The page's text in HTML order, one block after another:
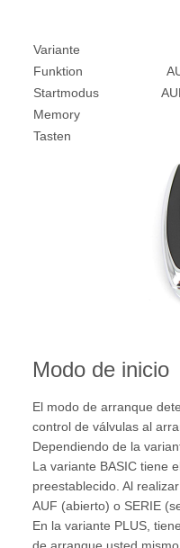
Variante
Funktion
Startmodus
Memory
Tasten
Modo de inicio
El modo de arranque
control de válvulas al
Dependiendo de la
La variante BASIC tiene
preestablecido. Al
AUF (abierto) o SERIE
En la variante PLUS,